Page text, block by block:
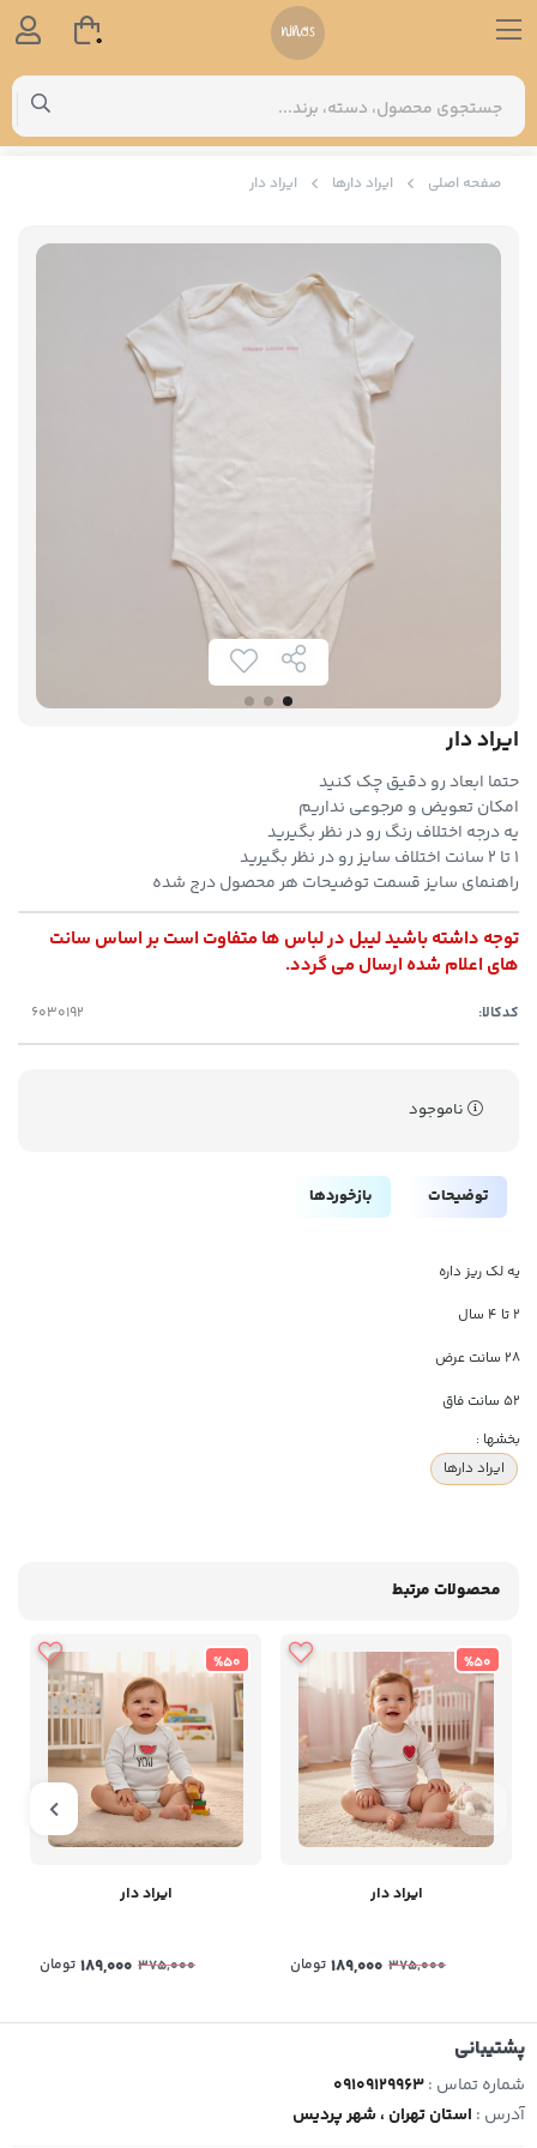
صفحه اصلی ایراد دارها ایراد دار
ایراد دار
حتما ابعاد رو دقیق چک کنید
امکان تعویض و مرجوعی نداریم
یه درجه اختلاف رنگ رو در نظر بگیرید
۱ تا ۲ سانت اختلاف سایز رو در نظر بگیرید
راهنمای سایز قسمت توضیحات هر محصول درج شده
توجه داشته باشید لیبل در لباس ها متفاوت است بر اساس سانت
های اعلام شده ارسال می گردد.
کدکالا:
ناموجود
توضیحات بازخوردها
یه لک ریز داره
۲ تا ۴ سال
۲۸ سانت عرض
۵۲ سانت فاق
بخشها :
ایراد دارها
محصولات مرتبط
%50
ایراد دار
375,000
189,000 تومان
%50
ایراد دار
375,000
189,000 تومان
پشتیبانی
شماره تماس :09109129963
آدرس : استان تهران ، شهر پردیس
0